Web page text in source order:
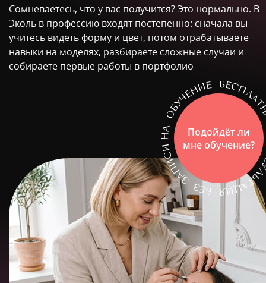
Сомневаетесь, что у вас получится? Это нормально. В
Эколь в профессию входят постепенно: сначала вы
учитесь видеть форму и цвет, потом отрабатываете
навыки на моделях, разбираете сложные случаи и
собираете первые работы в портфолио
Подойдёт ли
мне обучение?